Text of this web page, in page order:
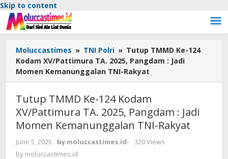
Skip to content
Moluccastimes » TNI Polri » Tutup TMMD Ke-124
Kodam XV/Pattimura TA. 2025, Pangdam : Jadi
Momen Kemanunggalan TNI-Rakyat
Tutup TMMD Ke-124 Kodam
XV/Pattimura TA. 2025, Pangdam : Jadi
Momen Kemanunggalan TNI-Rakyat
June 5, 2025 by moluccastimes.id-
320 Views
by moluccastimes.id